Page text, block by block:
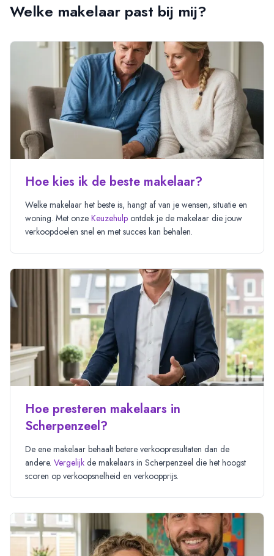
Welke makelaar past bij mij?
Hoe kies ik de beste makelaar?
Welke makelaar het beste is, hangt af van je wensen, situatie en
woning. Met onze Keuzehulp ontdek je de makelaar die jouw
verkoopdoelen snel en met succes kan behalen.
Hoe presteren makelaars in
Scherpenzeel?
De ene makelaar behaalt betere verkoopresultaten dan de
andere. Vergelijk de makelaars in Scherpenzeel die het hoogst
scoren op verkoopsnelheid en verkoopprijs.